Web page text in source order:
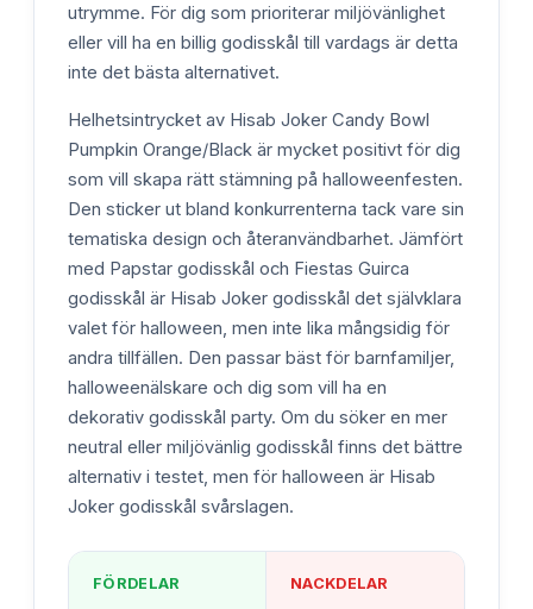
utrymme. För dig som prioriterar miljövänlighet
eller vill ha en billig godisskål till vardags är detta
inte det bästa alternativet.
Helhetsintrycket av Hisab Joker Candy Bowl
Pumpkin Orange/Black är mycket positivt för dig
som vill skapa rätt stämning på halloweenfesten.
Den sticker ut bland konkurrenterna tack vare sin
tematiska design och återanvändbarhet. Jämfört
med Papstar godisskål och Fiestas Guirca
godisskål är Hisab Joker godisskål det självklara
valet för halloween, men inte lika mångsidig för
andra tillfällen. Den passar bäst för barnfamiljer,
halloweenälskare och dig som vill ha en
dekorativ godisskål party. Om du söker en mer
neutral eller miljövänlig godisskål finns det bättre
alternativ i testet, men för halloween är Hisab
Joker godisskål svårslagen.
FÖRDELAR NACKDELAR